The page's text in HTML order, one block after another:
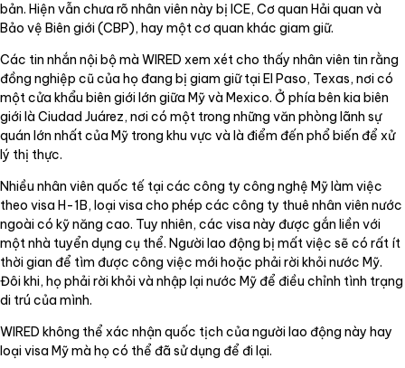
bản. Hiện vẫn chưa rõ nhân viên này bị ICE, Cơ quan Hải quan và
Bảo vệ Biên giới (CBP), hay một cơ quan khác giam giữ.
Các tin nhắn nội bộ mà WIRED xem xét cho thấy nhân viên tin rằng
đồng nghiệp cũ của họ đang bị giam giữ tại El Paso, Texas, nơi có
một cửa khẩu biên giới lớn giữa Mỹ và Mexico. Ở phía bên kia biên
giới là Ciudad Juárez, nơi có một trong những văn phòng lãnh sự
quán lớn nhất của Mỹ trong khu vực và là điểm đến phổ biến để xử
lý thị thực.
Nhiều nhân viên quốc tế tại các công ty công nghệ Mỹ làm việc
theo visa H-1B, loại visa cho phép các công ty thuê nhân viên nước
ngoài có kỹ năng cao. Tuy nhiên, các visa này được gắn liền với
một nhà tuyển dụng cụ thể. Người lao động bị mất việc sẽ có rất ít
thời gian để tìm được công việc mới hoặc phải rời khỏi nước Mỹ.
Đôi khi, họ phải rời khỏi và nhập lại nước Mỹ để điều chỉnh tình trạng
di trú của mình.
WIRED không thể xác nhận quốc tịch của người lao động này hay
loại visa Mỹ mà họ có thể đã sử dụng để đi lại.